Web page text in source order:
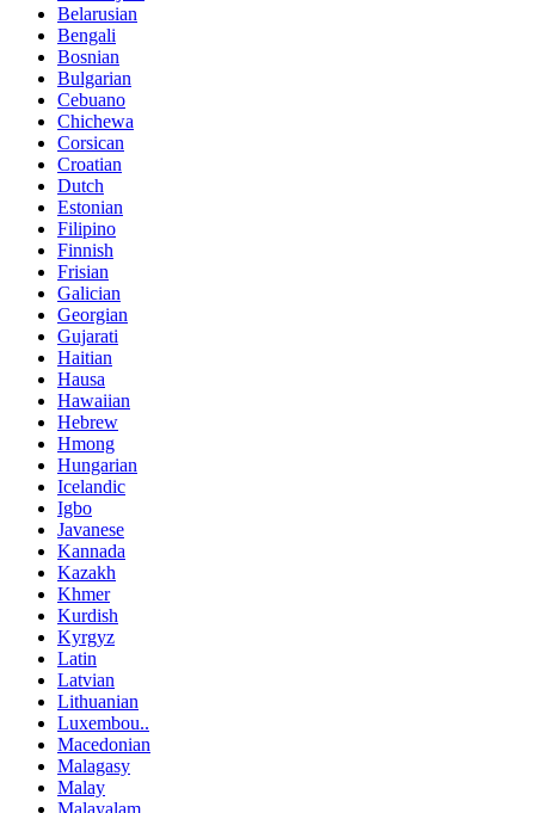
Belarusian
Bengali
Bosnian
Bulgarian
Cebuano
Chichewa
Corsican
Croatian
Dutch
Estonian
Filipino
Finnish
Frisian
Galician
Georgian
Gujarati
Haitian
Hausa
Hawaiian
Hebrew
Hmong
Hungarian
Icelandic
Igbo
Javanese
Kannada
Kazakh
Khmer
Kurdish
Kyrgyz
Latin
Latvian
Lithuanian
Luxembou..
Macedonian
Malagasy
Malay